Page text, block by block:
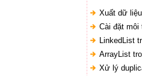
Xuất dữ
Cài đặt
LinkedList
ArrayList
Xử lý